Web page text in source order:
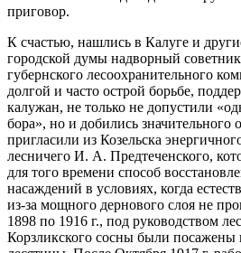
приговор.
К счастью, нашлись в Калуге и
городской думы надворный
губернского лесоохранительного
долгой и часто острой борьбе,
калужан, не только не допустили
бора», но и добились
пригласили из Козельска
лесничего И. А. Предтеченского,
для того времени способ
насаждений в условиях, когда
из-за мощного дернового слоя не
1898 по 1916 г., под руководством
Корзликского сосны были посажены